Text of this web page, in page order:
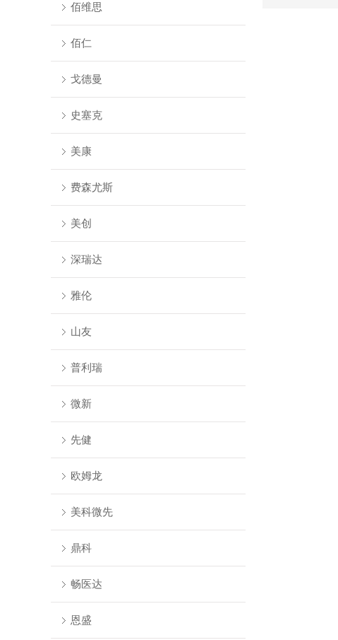
佰维思
佰仁
戈德曼
史塞克
美康
费森尤斯
美创
深瑞达
雅伦
山友
普利瑞
微新
先健
欧姆龙
美科微先
鼎科
畅医达
恩盛